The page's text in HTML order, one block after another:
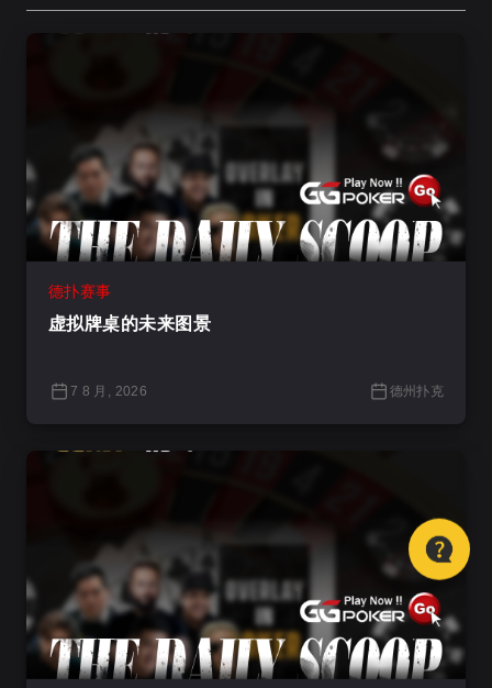
德扑赛事
虚拟牌桌的未来图景
7 8 月, 2026 德州扑克